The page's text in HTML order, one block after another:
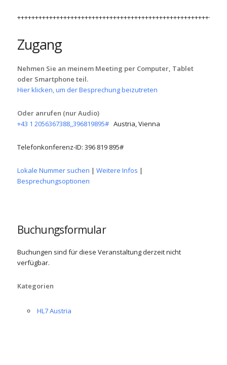
Zugang
Nehmen Sie an meinem Meeting per Computer, Tablet
oder Smartphone teil.
Hier klicken, um der Besprechung beizutreten
Oder anrufen (nur Audio)
+43 1 2056367388,,396819895#Austria, Vienna
Telefonkonferenz-ID: 396 819 895#
Lokale Nummer suchen | Weitere Infos |
Besprechungsoptionen
Buchungsformular
Buchungen sind für diese Veranstaltung derzeit nicht
verfügbar.
Kategorien
HL7 Austria